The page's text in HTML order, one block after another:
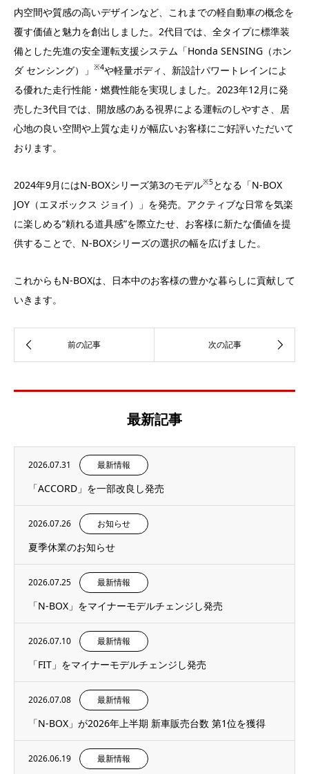
内空間や質感の高いデザインなど、これまでの軽自動車の概念を
覆す価値と魅力を創出しました。2代目では、全タイプに標準装
備とした先進の安全運転支援システム「Honda SENSING（ホン
ダ センシング）」 ※4や軽量ボディ、新設計パワートレインによ
る優れた走行性能・燃費性能を実現しました。2023年12月に発
売した3代目では、開放感のある視界による運転のしやすさ、居
心地の良い空間や上質な走りが幅広いお客様にご好評いただいて
おります。
2024年9月にはN-BOXシリーズ第3のモデル※5となる「N-BOX
JOY（エヌボックス ジョイ）」を発売。アクティブな日常を気楽
に楽しめる“頼れる道具感”を際立たせ、お客様に新たな価値を提
供することで、N-BOXシリーズの選択の幅を広げました。
これからもN-BOXは、日本中のお客様の豊かな暮らしに貢献して
いきます。
最新記事
2026.07.31 最新情報
「ACCORD」を一部改良し発売
2026.07.26 お知らせ
夏季休業のお知らせ
2026.07.25 最新情報
「N-BOX」をマイナーモデルチェンジし発売
2026.07.10 最新情報
「FIT」をマイナーモデルチェンジし発売
2026.07.08 最新情報
「N-BOX」が2026年上半期 新車販売台数 第1位を獲得
2026.06.19 最新情報